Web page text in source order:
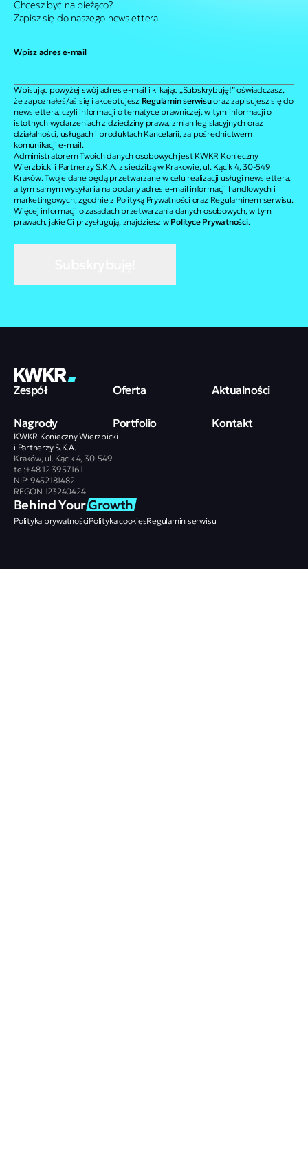
Chcesz być na bieżąco?
Zapisz się do naszego newslettera
Wpisując powyżej swój adres e-mail i klikając „Subskrybuję!” oświadczasz,
że zapoznałeś/aś się i akceptujesz Regulamin serwisuoraz zapisujesz się do
newslettera, czyli informacji o tematyce prawniczej, w tym informacji o
istotnych wydarzeniach z dziedziny prawa, zmian legislacyjnych oraz
działalności, usługach i produktach Kancelarii, za pośrednictwem
komunikacji e-mail.
Administratorem Twoich danych osobowych jest KWKR Konieczny
Wierzbicki i Partnerzy S.K.A. z siedzibą w Krakowie, ul. Kącik 4, 30-549
Kraków. Twoje dane będą przetwarzane w celu realizacji usługi newslettera,
a tym samym wysyłania na podany adres e-mail informacji handlowych i
marketingowych, zgodnie z Polityką Prywatności oraz Regulaminem serwisu.
Więcej informacji o zasadach przetwarzania danych osobowych, w tym
prawach, jakie Ci przysługują, znajdziesz w Polityce Prywatności.
Wpisz adres e-mail
Zespół Oferta Aktualności
Nagrody Portfolio Kontakt
KWKR Konieczny Wierzbicki
i Partnerzy S.K.A.
Kraków, ul. Kącik 4, 30-549
tel:+48 12 3957161
NIP: 9452181482
REGON 123240424
Behind Your Growth
Polityka prywatnościPolityka cookiesRegulamin serwisu